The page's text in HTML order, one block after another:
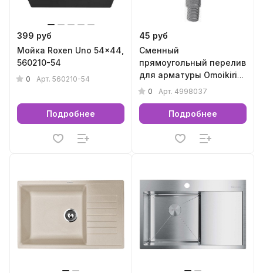
399 руб
Мойка Roxen Uno 54x44,
560210-54
0 Арт. 560210-54
Подробнее
45 руб
Сменный
прямоугольный перелив
для арматуры Omoikiri
серии WK (античная
0 Арт. 4998037
Подробнее